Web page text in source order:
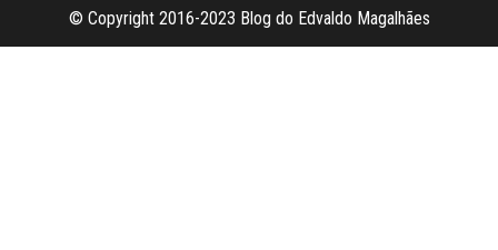
© Copyright 2016-2023 Blog do Edvaldo Magalhães